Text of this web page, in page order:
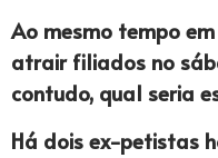
Ao mesmo tempo
atrair filiados no
contudo, qual seria
Há dois ex-petistas